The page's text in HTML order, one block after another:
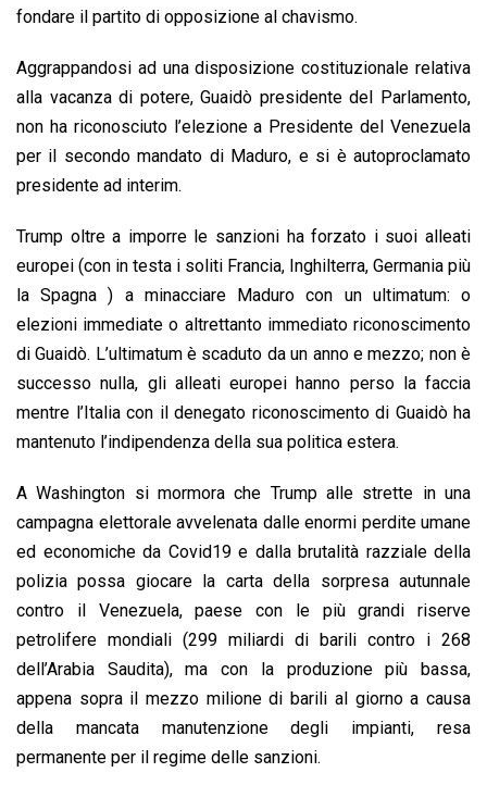
fondare il partito di opposizione al chavismo.
Aggrappandosi ad una disposizione costituzionale relativa
alla vacanza di potere, Guaidò presidente del Parlamento,
non ha riconosciuto l’elezione a Presidente del Venezuela
per il secondo mandato di Maduro, e si è autoproclamato
presidente ad interim.
Trump oltre a imporre le sanzioni ha forzato i suoi alleati
europei (con in testa i soliti Francia, Inghilterra, Germania più
la Spagna ) a minacciare Maduro con un ultimatum: o
elezioni immediate o altrettanto immediato riconoscimento
di Guaidò. L’ultimatum è scaduto da un anno e mezzo; non è
successo nulla, gli alleati europei hanno perso la faccia
mentre l’Italia con il denegato riconoscimento di Guaidò ha
mantenuto l’indipendenza della sua politica estera.
A Washington si mormora che Trump alle strette in una
campagna elettorale avvelenata dalle enormi perdite umane
ed economiche da Covid19 e dalla brutalità razziale della
polizia possa giocare la carta della sorpresa autunnale
contro il Venezuela, paese con le più grandi riserve
petrolifere mondiali (299 miliardi di barili contro i 268
dell’Arabia Saudita), ma con la produzione più bassa,
appena sopra il mezzo milione di barili al giorno a causa
della mancata manutenzione degli impianti, resa
permanente per il regime delle sanzioni.